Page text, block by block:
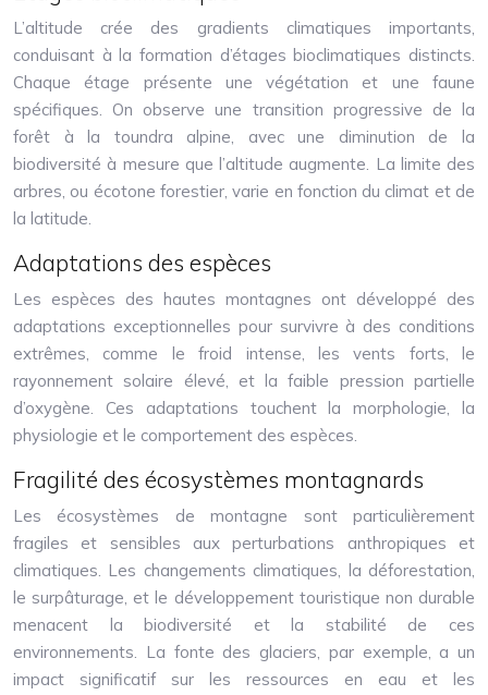
L’altitude crée des gradients climatiques importants,
conduisant à la formation d’étages bioclimatiques distincts.
Chaque étage présente une végétation et une faune
spécifiques. On observe une transition progressive de la
forêt à la toundra alpine, avec une diminution de la
biodiversité à mesure que l’altitude augmente. La limite des
arbres, ou écotone forestier, varie en fonction du climat et de
la latitude.
Adaptations des espèces
Les espèces des hautes montagnes ont développé des
adaptations exceptionnelles pour survivre à des conditions
extrêmes, comme le froid intense, les vents forts, le
rayonnement solaire élevé, et la faible pression partielle
d’oxygène. Ces adaptations touchent la morphologie, la
physiologie et le comportement des espèces.
Fragilité des écosystèmes montagnards
Les écosystèmes de montagne sont particulièrement
fragiles et sensibles aux perturbations anthropiques et
climatiques. Les changements climatiques, la déforestation,
le surpâturage, et le développement touristique non durable
menacent la biodiversité et la stabilité de ces
environnements. La fonte des glaciers, par exemple, a un
impact significatif sur les ressources en eau et les